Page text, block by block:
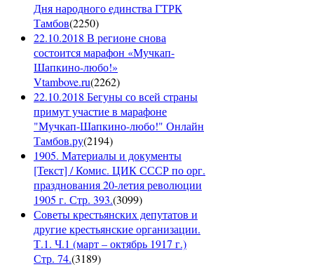
Дня народного единства ГТРК
Тамбов(2250)
22.10.2018 В регионе снова
состоится марафон «Мучкап-
Шапкино-любо!»
Vtambove.ru(2262)
22.10.2018 Бегуны со всей страны
примут участие в марафоне
"Мучкап-Шапкино-любо!" Онлайн
Тамбов.ру(2194)
1905. Материалы и документы
[Текст] / Комис. ЦИК СССР по орг.
празднования 20-летия революции
1905 г. Стр. 393.(3099)
Советы крестьянских депутатов и
другие крестьянские организации.
Т.1. Ч.1 (март – октябрь 1917 г.)
Стр. 74.(3189)